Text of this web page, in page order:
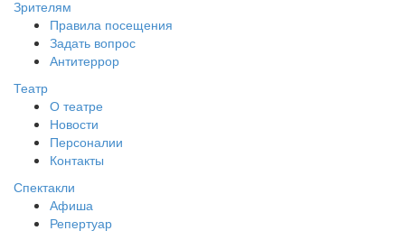
Зрителям
Правила посещения
Задать вопрос
Антитеррор
Театр
О театре
Новости
Персоналии
Контакты
Спектакли
Афиша
Репертуар